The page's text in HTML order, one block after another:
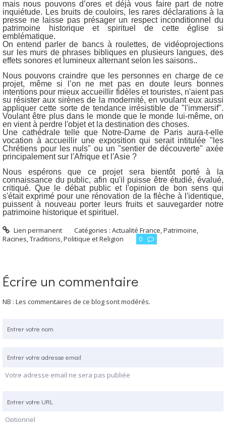
mais nous pouvons d’ores et déjà vous faire part de notre
inquiétude. Les bruits de couloirs, les rares déclarations à la
presse ne laisse pas présager un respect inconditionnel du
patrimoine historique et spirituel de cette église si
emblématique.
On entend parler de bancs à roulettes, de vidéoprojections
sur les murs de phrases bibliques en plusieurs langues, des
effets sonores et lumineux alternant selon les saisons..
Nous pouvons craindre que les personnes en charge de ce
projet, même si l’on ne met pas en doute leurs bonnes
intentions pour mieux accueillir fidèles et touristes, n'aient pas
su résister aux sirènes de la modernité, en voulant eux aussi
appliquer cette sorte de tendance irrésistible de "l'immersif".
Voulant être plus dans le monde que le monde lui-même, on
en vient à perdre l'objet et la destination des choses.
Une cathédrale telle que Notre-Dame de Paris aura-t-elle
vocation à accueillir une exposition qui serait intitulée "les
Chrétiens pour les nuls" ou un "sentier de découverte" axée
principalement sur l'Afrique et l'Asie ?
Nous espérons que ce projet sera bientôt porté à la
connaissance du public, afin qu'il puisse être étudié, évalué,
critiqué. Que le débat public et l'opinion de bon sens qui
s'était exprimé pour une rénovation de la flèche à l'identique,
puissent à nouveau porter leurs fruits et sauvegarder notre
patrimoine historique et spirituel.
Lien permanent Catégories :Actualité France ,Patrimoine,
Racines, Traditions Politique et Religion 0
Écrire un commentaire
NB : Les commentaires de ce blog sont modérés.
Votre adresse email ne sera pas publiée
Optionnel